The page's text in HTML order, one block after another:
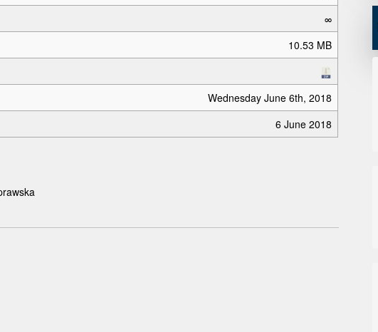
∞
10.53 MB
Wednesday June 6th, 2018
6 June 2018